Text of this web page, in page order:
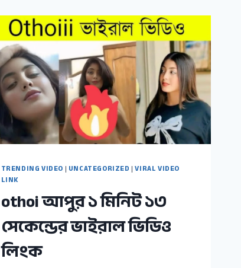
TRENDING VIDEO | UNCATEGORIZED |VIRAL VIDEO
LINK
othoi আপুর ১ মিনিট ১৩
সেকেন্ডের ভাইরাল ভিডিও
লিংক